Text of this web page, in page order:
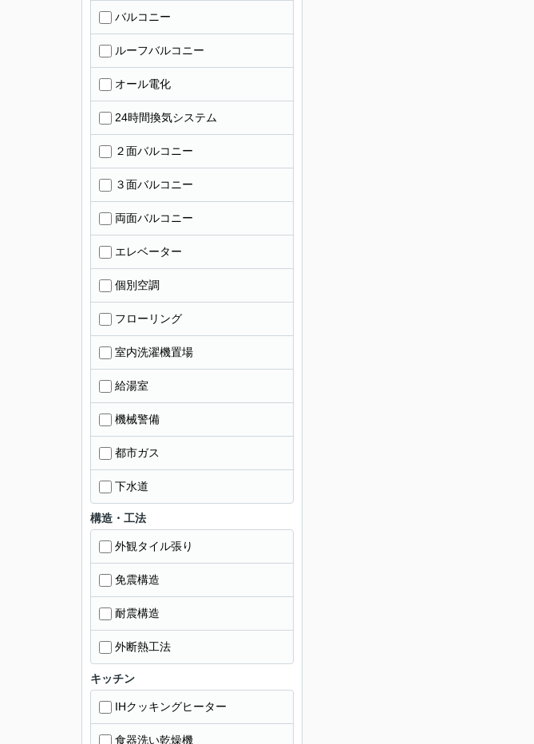
バルコニー
ルーフバルコニー
オール電化
24時間換気システム
２面バルコニー
３面バルコニー
両面バルコニー
エレベーター
個別空調
フローリング
室内洗濯機置場
給湯室
機械警備
都市ガス
下水道
構造・工法
外観タイル張り
免震構造
耐震構造
外断熱工法
キッチン
IHクッキングヒーター
食器洗い乾燥機